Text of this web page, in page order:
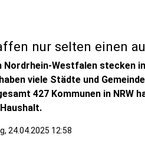
nur selten einen
Nordrhein-Westfalen stecken
viele Städte und
427 Kommunen in NRW
24.04.2025 12:58